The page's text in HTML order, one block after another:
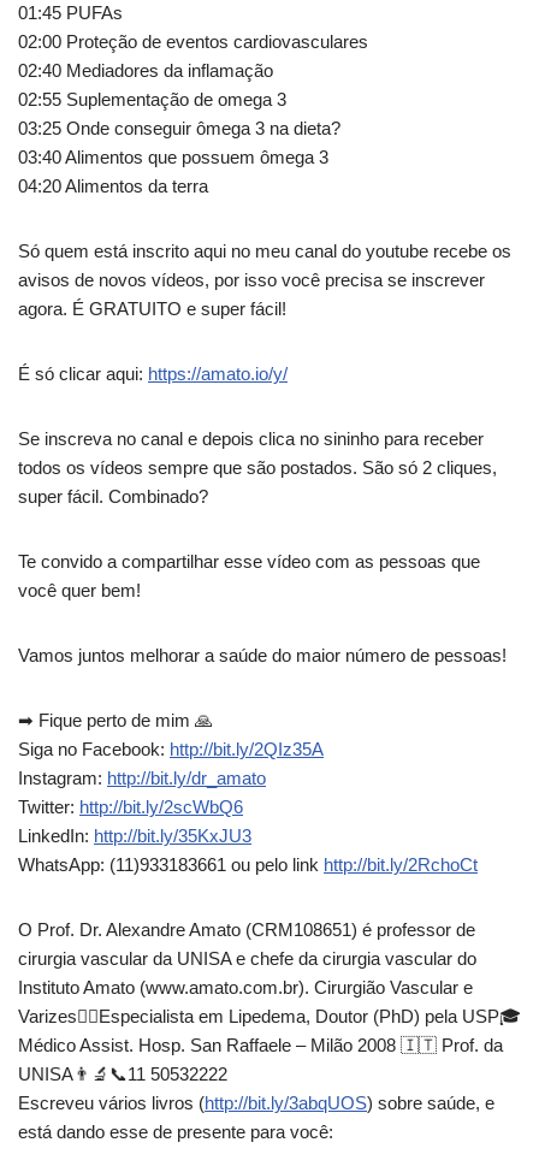
01:45 PUFAs
02:00 Proteção de eventos cardiovasculares
02:40 Mediadores da inflamação
02:55 Suplementação de omega 3
03:25 Onde conseguir ômega 3 na dieta?
03:40 Alimentos que possuem ômega 3
04:20 Alimentos da terra
Só quem está inscrito aqui no meu canal do youtube recebe os
avisos de novos vídeos, por isso você precisa se inscrever
agora. É GRATUITO e super fácil!
É só clicar aqui: https://amato.io/y/
Se inscreva no canal e depois clica no sininho para receber
todos os vídeos sempre que são postados. São só 2 cliques,
super fácil. Combinado?
Te convido a compartilhar esse vídeo com as pessoas que
você quer bem!
Vamos juntos melhorar a saúde do maior número de pessoas!
➡ Fique perto de mim 🙏
Siga no Facebook: http://bit.ly/2QIz35A
Instagram: http://bit.ly/dr_amato
Twitter: http://bit.ly/2scWbQ6
LinkedIn: http://bit.ly/35KxJU3
WhatsApp: (11)933183661 ou pelo link http://bit.ly/2RchoCt
O Prof. Dr. Alexandre Amato (CRM108651) é professor de
cirurgia vascular da UNISA e chefe da cirurgia vascular do
Instituto Amato (www.amato.com.br). Cirurgião Vascular e
Varizes👨‍⚕Especialista em Lipedema, Doutor (PhD) pela USP🎓
Médico Assist. Hosp. San Raffaele – Milão 2008 🇮🇹 Prof. da
UNISA👨‍🔬📞11 50532222
Escreveu vários livros (http://bit.ly/3abqUOS) sobre saúde, e
está dando esse de presente para você: